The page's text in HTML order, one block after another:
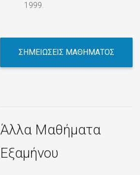
1999.
ΣΗΜΕΙΩΣΕΙΣ ΜΑΘΗΜΑΤΟΣ
Άλλα Μαθήματα
Εξαμήνου